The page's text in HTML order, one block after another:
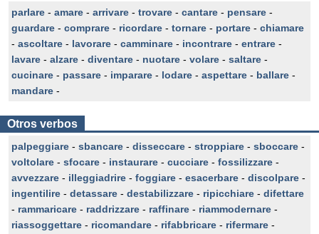
parlare - amare - arrivare - trovare - cantare - pensare -
guardare - comprare - ricordare - tornare - portare - chiamare
- ascoltare - lavorare - camminare - incontrare - entrare -
lavare - alzare - diventare - nuotare - volare - saltare -
cucinare - passare - imparare - lodare - aspettare - ballare -
mandare -
Otros verbos
palpeggiare - sbancare - disseccare - stroppiare - sboccare -
voltolare - sfocare - instaurare - cucciare - fossilizzare -
avvezzare - illeggiadrire - foggiare - esacerbare - discolpare -
ingentilire - detassare - destabilizzare - ripicchiare - difettare
- rammaricare - raddrizzare - raffinare - riammodernare -
riassoggettare - ricomandare - rifabbricare - rifermare -